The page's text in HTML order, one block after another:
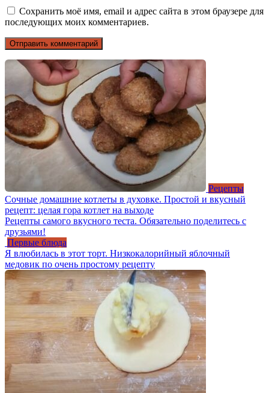
Сохранить моё имя, email и адрес сайта в этом браузере для
последующих моих комментариев.
Рецепты
Сочные домашние котлеты в духовке. Простой и вкусный
рецепт: целая гора котлет на выходе
Рецепты самого вкусного теста. Обязательно поделитесь с
друзьями!
Первые блюда
Я влюбилась в этот торт. Низкокалорийный яблочный
медовик по очень простому рецепту